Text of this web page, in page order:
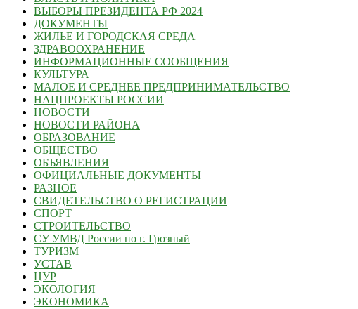
ВЫБОРЫ ПРЕЗИДЕНТА РФ 2024
ДОКУМЕНТЫ
ЖИЛЬЕ И ГОРОДСКАЯ СРЕДА
ЗДРАВООХРАНЕНИЕ
ИНФОРМАЦИОННЫЕ СООБЩЕНИЯ
КУЛЬТУРА
МАЛОЕ И СРЕДНЕЕ ПРЕДПРИНИМАТЕЛЬСТВО
НАЦПРОЕКТЫ РОССИИ
НОВОСТИ
НОВОСТИ РАЙОНА
ОБРАЗОВАНИЕ
ОБЩЕСТВО
ОБЪЯВЛЕНИЯ
ОФИЦИАЛЬНЫЕ ДОКУМЕНТЫ
РАЗНОЕ
СВИДЕТЕЛЬСТВО О РЕГИСТРАЦИИ
СПОРТ
СТРОИТЕЛЬСТВО
СУ УМВД России по г. Грозный
ТУРИЗМ
УСТАВ
ЦУР
ЭКОЛОГИЯ
ЭКОНОМИКА